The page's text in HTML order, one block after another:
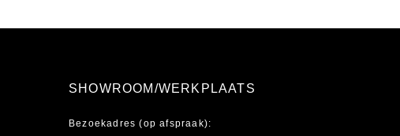
SHOWROOM/WERKPLAATS
Bezoekadres (op afspraak):